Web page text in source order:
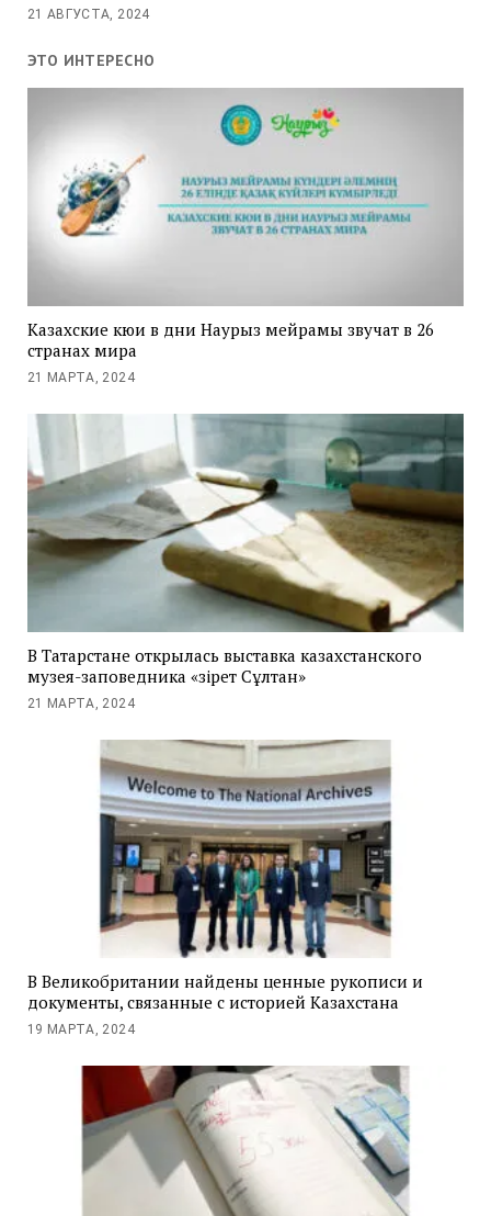
21 АВГУСТА, 2024
ЭТО ИНТЕРЕСНО
Казахские кюи в дни Наурыз мейрамы звучат в 26
странах мира
21 МАРТА, 2024
В Татарстане открылась выставка казахстанского
музея-заповедника «Әзірет Сұлтан»
21 МАРТА, 2024
В Великобритании найдены ценные рукописи и
документы, связанные с историей Казахстана
19 МАРТА, 2024